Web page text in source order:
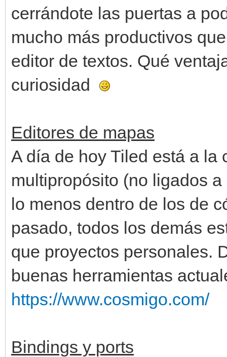
cerrándote las puertas a
mucho más productivos
editor de textos. Qué
curiosidad
Editores de mapas
A día de hoy Tiled está a la
multipropósito (no ligados
lo menos dentro de los de
pasado, todos los demás
que proyectos personales.
buenas herramientas
https://www.cosmigo.com/
Bindings y ports